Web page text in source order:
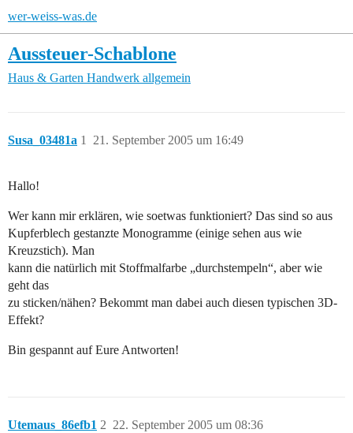
wer-weiss-was.de
Aussteuer-Schablone
Haus & Garten Handwerk allgemein
Susa_03481a 21. September 2005 um 16:49
1
Hallo!
Wer kann mir erklären, wie soetwas funktioniert? Das sind so aus
Kupferblech gestanzte Monogramme (einige sehen aus wie
Kreuzstich). Man
kann die natürlich mit Stoffmalfarbe „durchstempeln“, aber wie
geht das
zu sticken/nähen? Bekommt man dabei auch diesen typischen 3D-
Effekt?
Bin gespannt auf Eure Antworten!
Utemaus_86efb1 22. September 2005 um 08:36
2